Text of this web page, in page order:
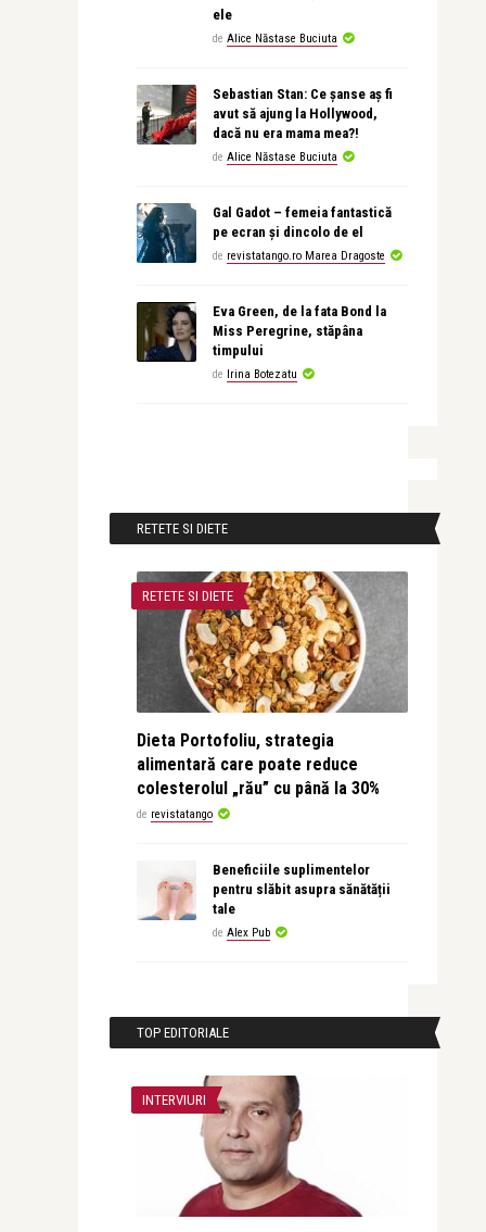
ele
de Alice Năstase Buciuta
Sebastian Stan: Ce șanse aș fi
avut să ajung la Hollywood,
dacă nu era mama mea?!
de Alice Năstase Buciuta
Gal Gadot – femeia fantastică
pe ecran și dincolo de el
de revistatango.ro Marea Dragoste
Eva Green, de la fata Bond la
Miss Peregrine, stăpâna
timpului
de Irina Botezatu
RETETE SI DIETE
RETETE SI DIETE
Dieta Portofoliu, strategia
alimentară care poate reduce
colesterolul „rău” cu până la 30%
de revistatango
Beneficiile suplimentelor
pentru slăbit asupra sănătății
tale
de Alex Pub
TOP EDITORIALE
INTERVIURI